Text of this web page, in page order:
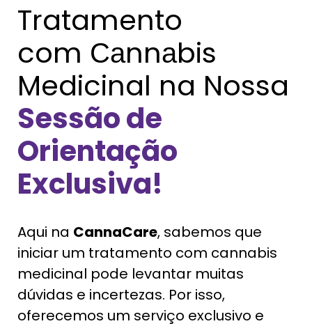
Tratamento
com С​а​n​n​а​b​i​s
Medicinal na Nossa
Sessão de
Orientação
Exclusiva!
Aqui na CannaCare, sabemos que
iniciar um tratamento com cannabis
medicinal pode levantar muitas
dúvidas e incertezas. Por isso,
oferecemos um serviço exclusivo e